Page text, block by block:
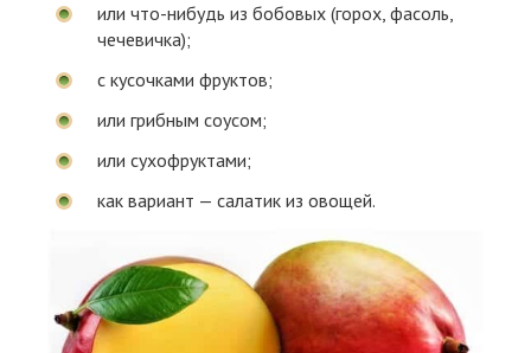
или что-нибудь из бобовых (горох, фасоль,
чечевичка);
с кусочками фруктов;
или грибным соусом;
или сухофруктами;
как вариант — салатик из овощей.